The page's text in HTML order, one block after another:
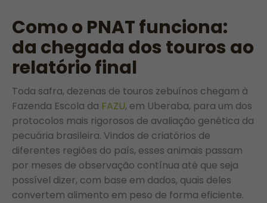
Como o PNAT funciona:
da chegada dos touros ao
relatório final
Toda safra, dezenas de touros zebuínos chegam à
Fazenda Escola da FAZU, em Uberaba, para um dos
protocolos mais rigorosos de avaliação genética da
pecuária brasileira. Vindos de criatórios de
diferentes regiões do país, esses animais passam
por meses de observação contínua até que seja
possível dizer, com base em dados, quais deles
convertem alimento em peso de forma eficiente.